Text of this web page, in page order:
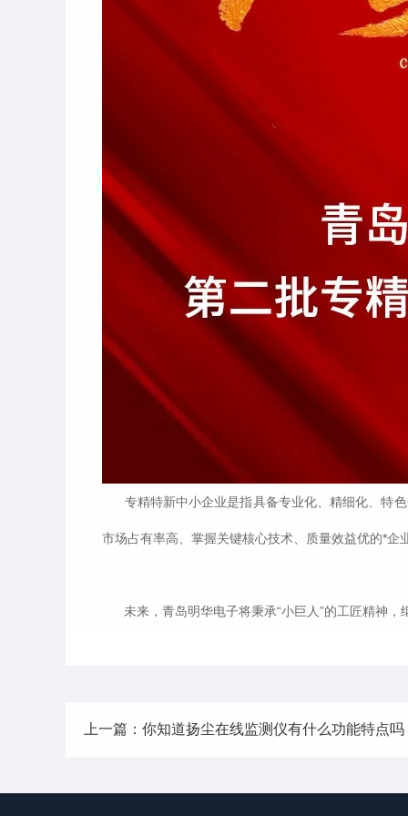
专精特新中小企业是指具备专业化、精细化、特色
市场占有率高、掌握关键核心技术、质量效益优的*企
未来，青岛明华电子将秉承“小巨人”的工匠精神，
上一篇：你知道扬尘在线监测仪有什么功能特点吗